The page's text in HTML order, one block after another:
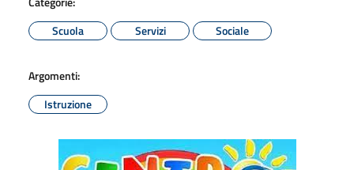
Scuola
Servizi Sociale
Argomenti:
Istruzione